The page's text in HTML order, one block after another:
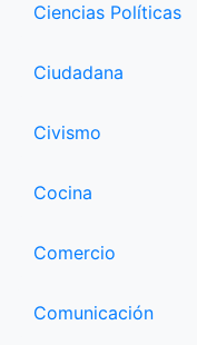
Ciencias Políticas
Ciudadana
Civismo
Cocina
Comercio
Comunicación